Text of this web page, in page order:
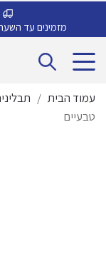
מזמינים עד השעה 10:00 ומקבלים באותו
דלג
לניווט
לדלג
לתוכן
עמוד הבית /
טבעיים